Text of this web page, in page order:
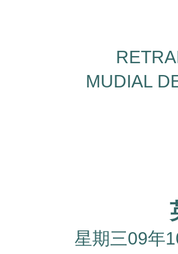
MUDIAL
星期三09年